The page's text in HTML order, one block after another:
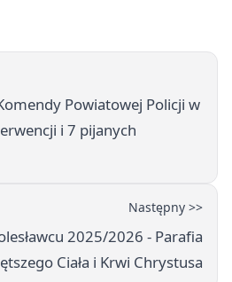
Powiatowej Policji w
i 7 pijanych
Następny >>
2025/2026 - Parafia
Ciała i Krwi Chrystusa